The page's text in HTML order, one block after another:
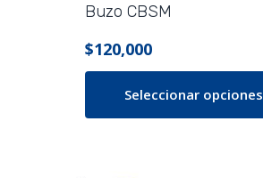
Buzo CBSM
$120,000
Seleccionar opciones